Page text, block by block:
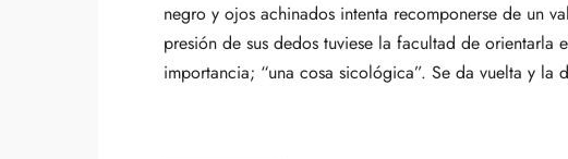
negro y ojos achinados intenta recomponerse de un
presión de sus dedos tuviese la facultad de
importancia; “una cosa sicológica”. Se da vuelta y la